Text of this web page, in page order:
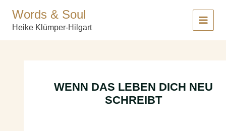
Inhalt
springen
Words & Soul
Heike Klümper-Hilgart
WENN DAS LEBEN DICH NEU
SCHREIBT